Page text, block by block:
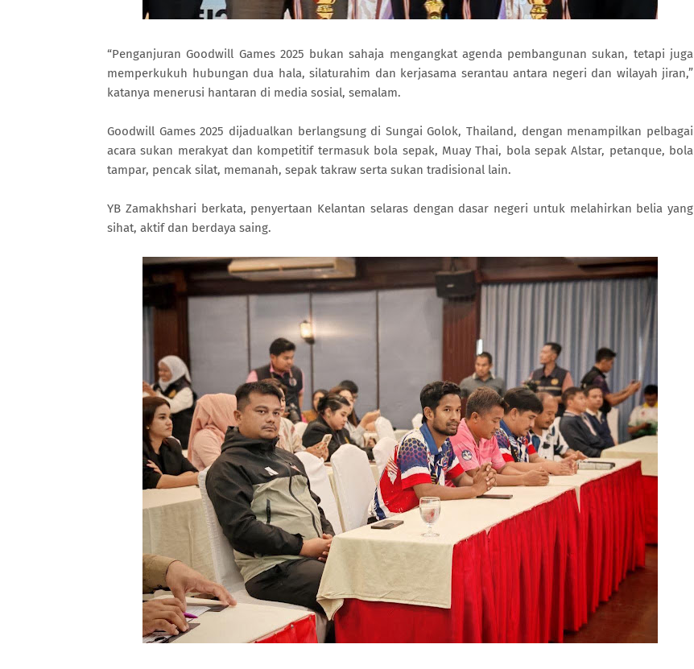
“Penganjuran Goodwill Games 2025 bukan sahaja mengangkat agenda pembangunan sukan, tetapi juga
memperkukuh hubungan dua hala, silaturahim dan kerjasama serantau antara negeri dan wilayah jiran,”
katanya menerusi hantaran di media sosial, semalam.
Goodwill Games 2025 dijadualkan berlangsung di Sungai Golok, Thailand, dengan menampilkan pelbagai
acara sukan merakyat dan kompetitif termasuk bola sepak, Muay Thai, bola sepak Alstar, petanque, bola
tampar, pencak silat, memanah, sepak takraw serta sukan tradisional lain.
YB Zamakhshari berkata, penyertaan Kelantan selaras dengan dasar negeri untuk melahirkan belia yang
sihat, aktif dan berdaya saing.